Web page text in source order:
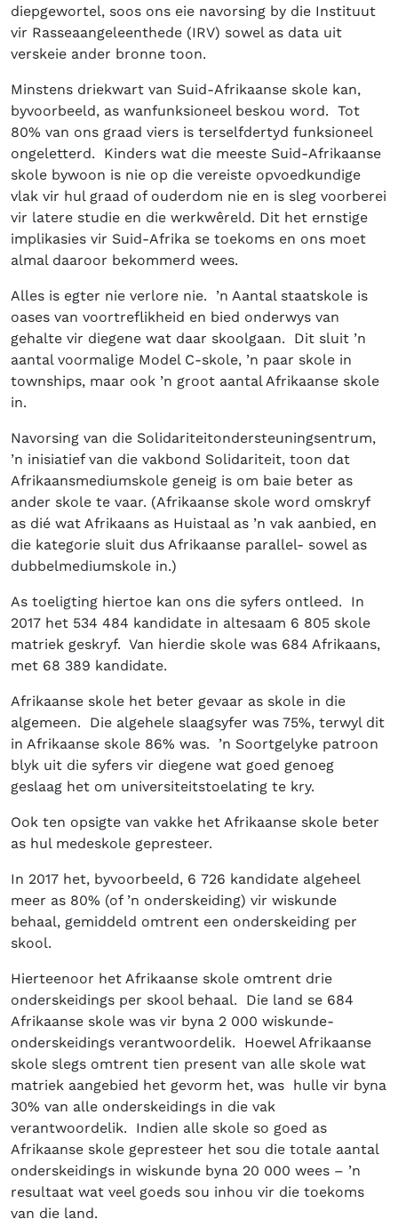
diepgewortel, soos ons eie navorsing by die Instituut
vir Rasseaangeleenthede (IRV) sowel as data uit
verskeie ander bronne toon.
Minstens driekwart van Suid-Afrikaanse skole kan,
byvoorbeeld, as wanfunksioneel beskou word. Tot
80% van ons graad viers is terselfdertyd funksioneel
ongeletterd. Kinders wat die meeste Suid-Afrikaanse
skole bywoon is nie op die vereiste opvoedkundige
vlak vir hul graad of ouderdom nie en is sleg voorberei
vir latere studie en die werkwêreld. Dit het ernstige
implikasies vir Suid-Afrika se toekoms en ons moet
almal daaroor bekommerd wees.
Alles is egter nie verlore nie. ’n Aantal staatskole is
oases van voortreflikheid en bied onderwys van
gehalte vir diegene wat daar skoolgaan. Dit sluit ’n
aantal voormalige Model C-skole, ’n paar skole in
townships, maar ook ’n groot aantal Afrikaanse skole
in.
Navorsing van die Solidariteitondersteuningsentrum,
’n inisiatief van die vakbond Solidariteit, toon dat
Afrikaansmediumskole geneig is om baie beter as
ander skole te vaar. (Afrikaanse skole word omskryf
as dié wat Afrikaans as Huistaal as ’n vak aanbied, en
die kategorie sluit dus Afrikaanse parallel- sowel as
dubbelmediumskole in.)
As toeligting hiertoe kan ons die syfers ontleed. In
2017 het 534 484 kandidate in altesaam 6 805 skole
matriek geskryf. Van hierdie skole was 684 Afrikaans,
met 68 389 kandidate.
Afrikaanse skole het beter gevaar as skole in die
algemeen. Die algehele slaagsyfer was 75%, terwyl dit
in Afrikaanse skole 86% was. ’n Soortgelyke patroon
blyk uit die syfers vir diegene wat goed genoeg
geslaag het om universiteitstoelating te kry.
Ook ten opsigte van vakke het Afrikaanse skole beter
as hul medeskole gepresteer.
In 2017 het, byvoorbeeld, 6 726 kandidate algeheel
meer as 80% (of ’n onderskeiding) vir wiskunde
behaal, gemiddeld omtrent een onderskeiding per
skool.
Hierteenoor het Afrikaanse skole omtrent drie
onderskeidings per skool behaal. Die land se 684
Afrikaanse skole was vir byna 2 000 wiskunde-
onderskeidings verantwoordelik. Hoewel Afrikaanse
skole slegs omtrent tien present van alle skole wat
matriek aangebied het gevorm het, was hulle vir byna
30% van alle onderskeidings in die vak
verantwoordelik. Indien alle skole so goed as
Afrikaanse skole gepresteer het sou die totale aantal
onderskeidings in wiskunde byna 20 000 wees – ’n
resultaat wat veel goeds sou inhou vir die toekoms
van die land.